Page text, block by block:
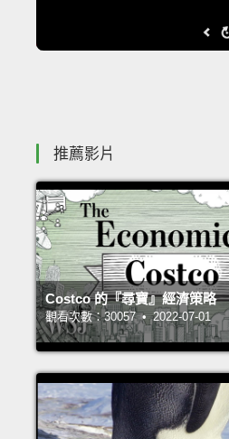
推薦影片
Costco 的『尋寶』經濟策略
觀看次數：30057 • 2022-07-01